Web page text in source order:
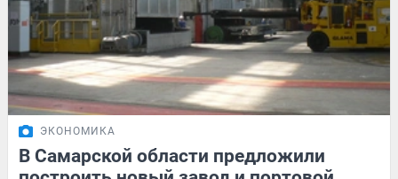
ЭКОНОМИКА
В Самарской области предложили